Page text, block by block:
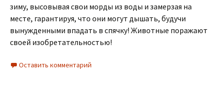
зиму, высовывая свои морды из воды и замерзая на
месте, гарантируя, что они могут дышать, будучи
вынужденными впадать в спячку! Животные поражают
своей изобретательностью!
Оставить комментарий